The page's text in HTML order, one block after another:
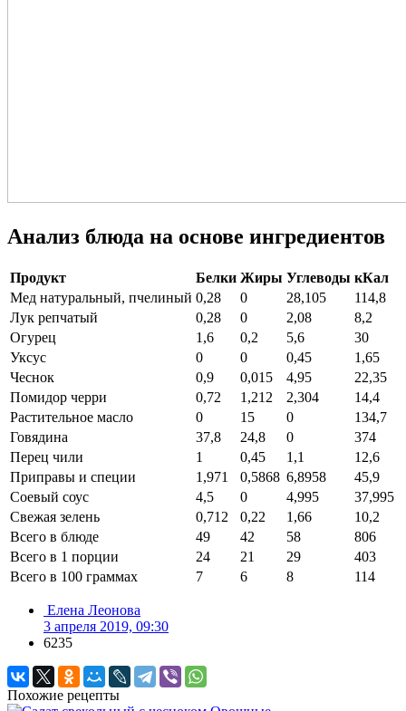
Анализ блюда на основе ингредиентов
Продукт Белки Жиры Углеводы кКал
Мед натуральный, пчелиный 0,28 0 28,105
114,8
Лук репчатый
0,28 0 2,08
8,2
Огурец
1,6 0,2 5,6
30
Уксус
0 0 0,45
1,65
Чеснок
0,9 0,015 4,95
22,35
Помидор черри
0,72 1,212 2,304
14,4
Растительное масло
0 15 0
134,7
Говядина
37,8 24,8 0
374
Перец чили
1 0,45 1,1
12,6
Приправы и специи
1,971 0,5868 6,8958
45,9
Соевый соус
4,5 0 4,995
37,995
Свежая зелень
0,712 0,22 1,66
10,2
Всего в блюде
49 42 58
806
Всего в 1 порции
24 21 29
403
Всего в 100 граммах
7 6 8 114
Елена Леонова
3 апреля 2019, 09:30
6235
Похожие рецепты